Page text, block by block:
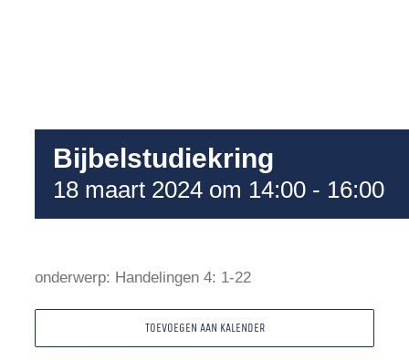
Bijbelstudiekring
18 maart 2024 om 14:00 - 16:00
onderwerp: Handelingen 4: 1-22
TOEVOEGEN AAN KALENDER